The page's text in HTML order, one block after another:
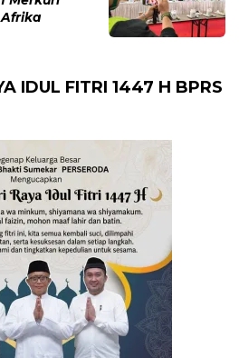
Afrika
IDUL FITRI 1447 H BPRS